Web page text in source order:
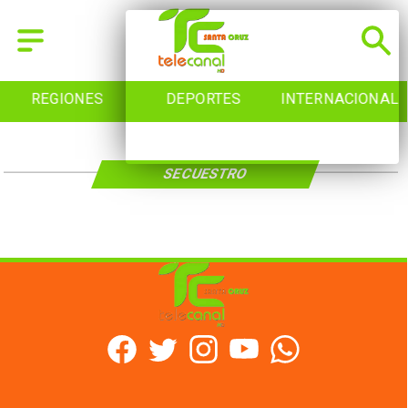
REGIONES DEPORTES INTERNACIONAL
SECUESTRO